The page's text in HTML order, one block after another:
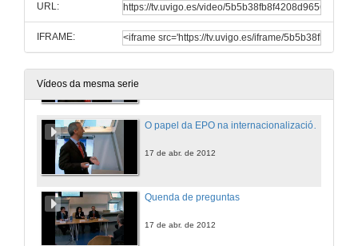
URL:
IFRAME:
Vídeos da mesma serie
17 de abr. de 2012
Importancia da propiedade industrial na universidade
O papel da EPO na internacionalización das patentes
17 de abr. de 2012
Quenda de preguntas
17 de abr. de 2012